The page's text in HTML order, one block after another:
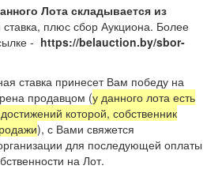
Лота складывается из
плюс сбор Аукциона. Более
- https://belauction.by/sbor-
ставка принесет Вам победу на
продавцом (у данного лота есть
которой, собственник
), с Вами свяжется
для последующей оплаты
на Лот.